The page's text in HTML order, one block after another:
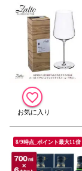
8/9時点_ポイント最大11倍